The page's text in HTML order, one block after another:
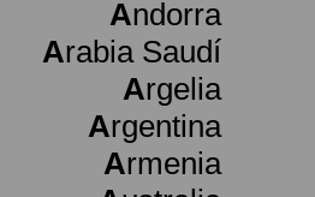
Andorra
Arabia Saudí
Argelia
Argentina
Armenia